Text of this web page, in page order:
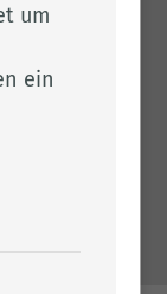
um
ein